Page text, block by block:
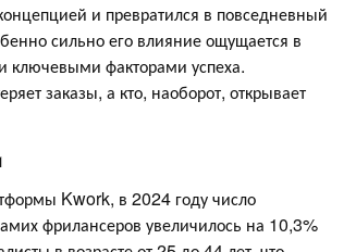
и превратился в повседневный
сильно его влияние ощущается в
ключевыми факторами успеха.
заказы, а кто, наоборот, открывает
Kwork, в 2024 году число
фрилансеров увеличилось на 10,3%